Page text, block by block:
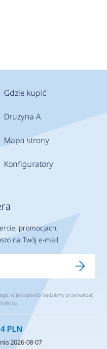
Gdzie kupić
Drużyna A
Mapa strony
Konfiguratory
promocjach,
na Twój e-mail.
w jaki sposób będziemy przetwarzać
PLN
2026-08-07